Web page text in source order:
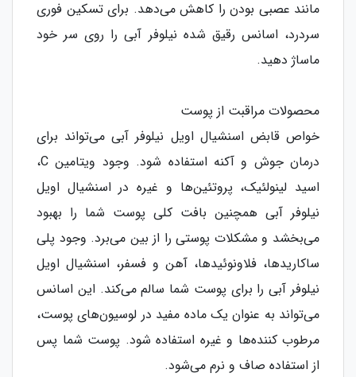
مانند عصبی بودن را کاهش می‌دهد. برای تسکین فوری
سردرد، اسانس رقیق شده نیلوفر آبی را روی سر خود
ماساژ دهید.
محصولات مراقبت از پوست
خواص قابض اسنشیال اویل نیلوفر آبی می‌تواند برای
درمان جوش و آکنه استفاده شود. وجود ویتامین C،
اسید لینولئیک، پروتئین‌ها و غیره در اسنشیال اویل
نیلوفر آبی همچنین بافت کلی پوست شما را بهبود
می‌بخشد و مشکلات پوستی را از بین می‌برد. وجود پلی
ساکاریدها، فلاونوئیدها، آهن و فسفر، اسنشیال اویل
نیلوفر آبی را برای پوست شما سالم می‌کند. این اسانس
می‌تواند به عنوان یک ماده مفید در لوسیون‌های پوست،
مرطوب کننده‌ها و غیره استفاده شود. پوست شما پس
از استفاده صاف و نرم می‌شود.